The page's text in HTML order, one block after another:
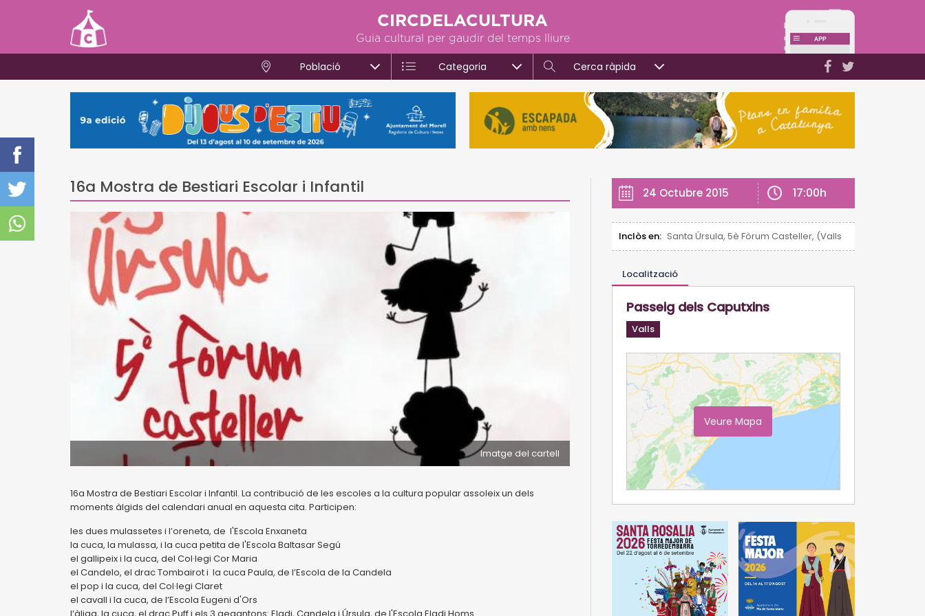
CIRCDELACULTURA
Guia cultural per gaudir del temps lliure
Població Categoria Cerca ràpida
16a Mostra de Bestiari Escolar i Infantil
Imatge del cartell
16a Mostra de Bestiari Escolar i Infantil. La contribució de les escoles a la cultura popular assoleix un dels
moments àlgids del calendari anual en aquesta cita. Participen:
les dues mulassetes i l’oreneta, de l'Escola Enxaneta
la cuca, la mulassa, i la cuca petita de l'Escola Baltasar Segú
el gallipeix i la cuca, del Col·legi Cor Maria
el Candelo, el drac Tombairot i la cuca Paula, de l’Escola de la Candela
el pop i la cuca, del Col·legi Claret
el cavall i la cuca, de l’Escola Eugeni d'Ors
24 Octubre 2015 17:00h
Inclòs en: Santa Úrsula, 5è Fòrum Casteller, (Valls)
Localització
Passeig dels Caputxins
Valls
Veure Mapa